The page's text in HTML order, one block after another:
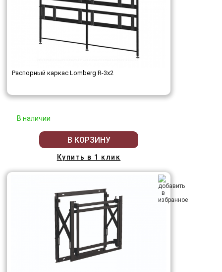
Распорный каркас Lomberg R-3х2
В наличии
В КОРЗИНУ
Купить в 1 клик